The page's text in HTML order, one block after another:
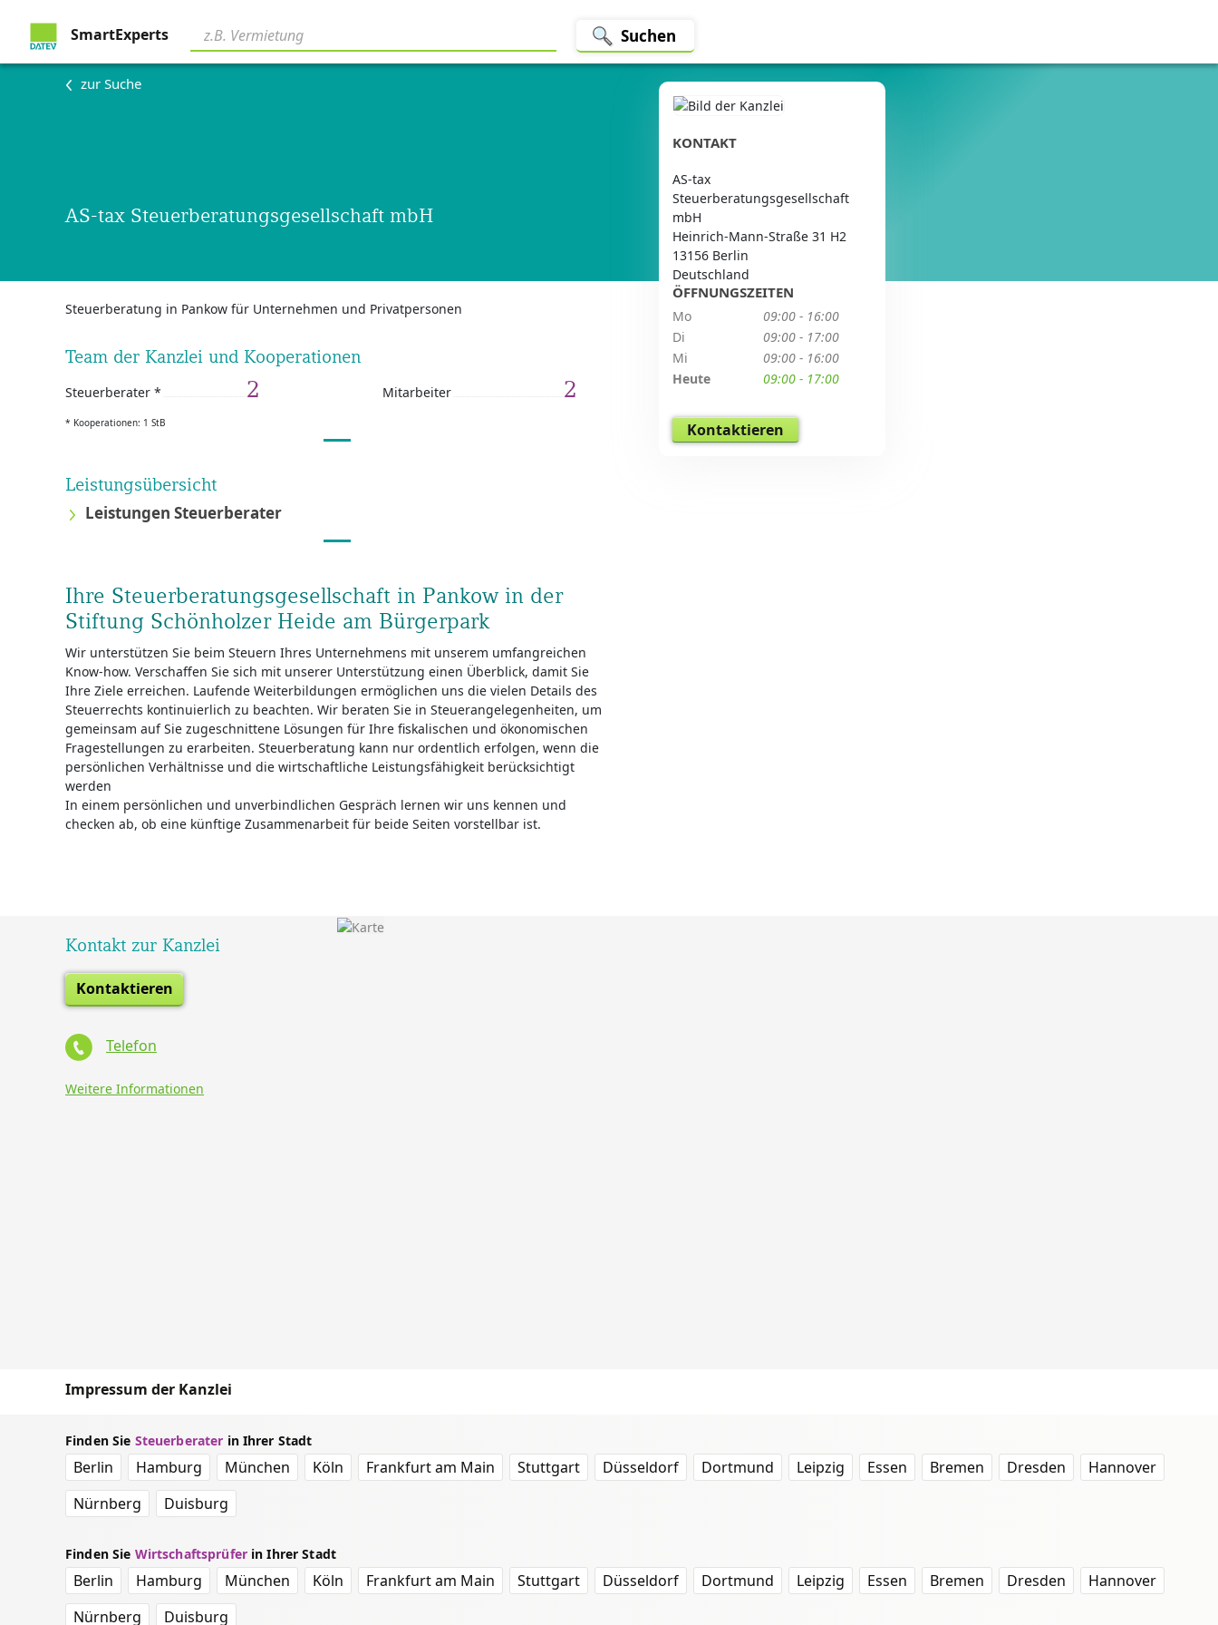
SmartExperts Suchen
zur Suche
AS-tax Steuerberatungsgesellschaft mbH
Steuerberatung in Pankow für Unternehmen und Privatpersonen
Team der Kanzlei und Kooperationen
Steuerberater * 2 Mitarbeiter 2
* Kooperationen: 1 StB
Leistungsübersicht
Leistungen Steuerberater
Ihre Steuerberatungsgesellschaft in Pankow in der
Stiftung Schönholzer Heide am Bürgerpark
Wir unterstützen Sie beim Steuern Ihres Unternehmens mit unserem umfangreichen
Know-how. Verschaffen Sie sich mit unserer Unterstützung einen Überblick, damit Sie
Ihre Ziele erreichen. Laufende Weiterbildungen ermöglichen uns die vielen Details des
Steuerrechts kontinuierlich zu beachten. Wir beraten Sie in Steuerangelegenheiten, um
gemeinsam auf Sie zugeschnittene Lösungen für Ihre fiskalischen und ökonomischen
Fragestellungen zu erarbeiten. Steuerberatung kann nur ordentlich erfolgen, wenn die
persönlichen Verhältnisse und die wirtschaftliche Leistungsfähigkeit berücksichtigt
werden
In einem persönlichen und unverbindlichen Gespräch lernen wir uns kennen und
checken ab, ob eine künftige Zusammenarbeit für beide Seiten vorstellbar ist.
KONTAKT
AS-tax
Steuerberatungsgesellschaft
mbH
Heinrich-Mann-Straße 31 H2
13156 Berlin
Deutschland
ÖFFNUNGSZEITEN
Mo
09:00 - 16:00
Di
09:00 - 17:00
Mi
09:00 - 16:00
Heute
09:00 - 17:00
Kontaktieren
Kontakt zur Kanzlei
Kontaktieren
Telefon
Weitere Informationen
Impressum der Kanzlei
Finden Sie Steuerberater in Ihrer Stadt
Berlin Hamburg München Köln Frankfurt am Main Stuttgart Düsseldorf Dortmund Leipzig Essen Bremen Dresden
Hannover
Nürnberg
Duisburg
Finden Sie Wirtschaftsprüferin Ihrer Stadt
Berlin Hamburg München Köln Frankfurt am Main Stuttgart Düsseldorf Dortmund Leipzig Essen Bremen Dresden
Hannover
Nürnberg
Duisburg